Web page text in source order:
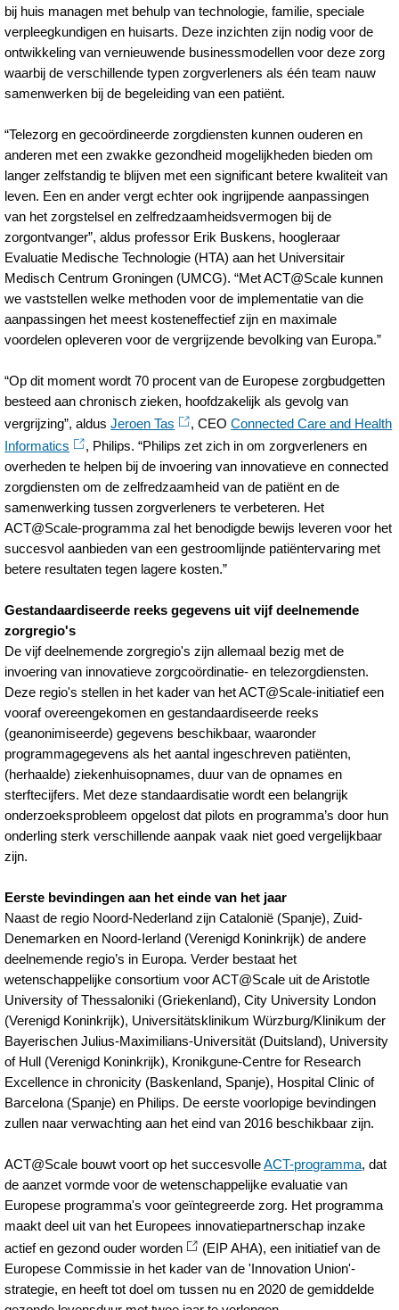
bij huis managen met behulp van technologie, familie, speciale
verpleegkundigen en huisarts. Deze inzichten zijn nodig voor de
ontwikkeling van vernieuwende businessmodellen voor deze zorg
waarbij de verschillende typen zorgverleners als één team nauw
samenwerken bij de begeleiding van een patiënt.
“Telezorg en gecoördineerde zorgdiensten kunnen ouderen en
anderen met een zwakke gezondheid mogelijkheden bieden om
langer zelfstandig te blijven met een significant betere kwaliteit van
leven. Een en ander vergt echter ook ingrijpende aanpassingen
van het zorgstelsel en zelfredzaamheidsvermogen bij de
zorgontvanger”, aldus professor Erik Buskens, hoogleraar
Evaluatie Medische Technologie (HTA) aan het Universitair
Medisch Centrum Groningen (UMCG). “Met ACT@Scale kunnen
we vaststellen welke methoden voor de implementatie van die
aanpassingen het meest kosteneffectief zijn en maximale
voordelen opleveren voor de vergrijzende bevolking van Europa.”
“Op dit moment wordt 70 procent van de Europese zorgbudgetten
besteed aan chronisch zieken, hoofdzakelijk als gevolg van
vergrijzing”, aldusJeroen Tas , CEOConnected Care and Health
Informatics
, Philips. “Philips zet zich in om zorgverleners en
overheden te helpen bij de invoering van innovatieve en connected
zorgdiensten om de zelfredzaamheid van de patiënt en de
samenwerking tussen zorgverleners te verbeteren. Het
ACT@Scale-programma zal het benodigde bewijs leveren voor het
succesvol aanbieden van een gestroomlijnde patiëntervaring met
betere resultaten tegen lagere kosten.”
Gestandaardiseerde reeks gegevens uit vijf deelnemende
zorgregio's
De vijf deelnemende zorgregio's zijn allemaal bezig met de
invoering van innovatieve zorgcoördinatie- en telezorgdiensten.
Deze regio's stellen in het kader van het ACT@Scale-initiatief een
vooraf overeengekomen en gestandaardiseerde reeks
(geanonimiseerde) gegevens beschikbaar, waaronder
programmagegevens als het aantal ingeschreven patiënten,
(herhaalde) ziekenhuisopnames, duur van de opnames en
sterftecijfers. Met deze standaardisatie wordt een belangrijk
onderzoeksprobleem opgelost dat pilots en programma’s door hun
onderling sterk verschillende aanpak vaak niet goed vergelijkbaar
zijn.
Eerste bevindingen aan het einde van het jaar
Naast de regio Noord-Nederland zijn Catalonië (Spanje), Zuid-
Denemarken en Noord-Ierland (Verenigd Koninkrijk) de andere
deelnemende regio’s in Europa. Verder bestaat het
wetenschappelijke consortium voor ACT@Scale uit de Aristotle
University of Thessaloniki (Griekenland), City University London
(Verenigd Koninkrijk), Universitätsklinikum Würzburg/Klinikum der
Bayerischen Julius-Maximilians-Universität (Duitsland), University
of Hull (Verenigd Koninkrijk), Kronikgune-Centre for Research
Excellence in chronicity (Baskenland, Spanje), Hospital Clinic of
Barcelona (Spanje) en Philips. De eerste voorlopige bevindingen
zullen naar verwachting aan het eind van 2016 beschikbaar zijn.
ACT@Scale bouwt voort op het succesvolleACT-programma, dat
de aanzet vormde voor de wetenschappelijke evaluatie van
Europese programma's voor geïntegreerde zorg. Het programma
maakt deel uit van het Europees innovatiepartnerschap inzake
actief en gezond ouder worden
(EIP AHA), een initiatief van de
Europese Commissie in het kader van de 'Innovation Union'-
strategie, en heeft tot doel om tussen nu en 2020 de gemiddelde